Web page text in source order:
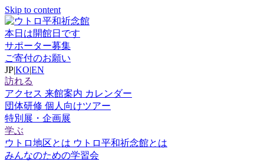
Skip to content
本日は開館日です
サポーター募集
ご寄付のお願い
JP|KO|EN
訪れる
アクセス 来館案内 カレンダー
団体研修 個人向けツアー
特別展・企画展
学ぶ
ウトロ地区とは ウトロ平和祈念館とは
みんなのための学習会